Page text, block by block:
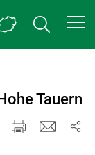
Tauern